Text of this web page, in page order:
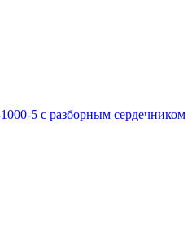
5 с разборным сердечником